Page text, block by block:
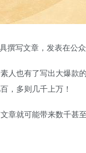
写文章，发表在公众
人也有了写出大爆款
，多则几千上万！
就可能带来数千甚